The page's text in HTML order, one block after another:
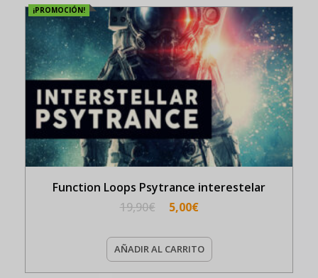
¡PROMOCIÓN!
Function Loops Psytrance interestelar
19,90€ 5,00€
AÑADIR AL CARRITO